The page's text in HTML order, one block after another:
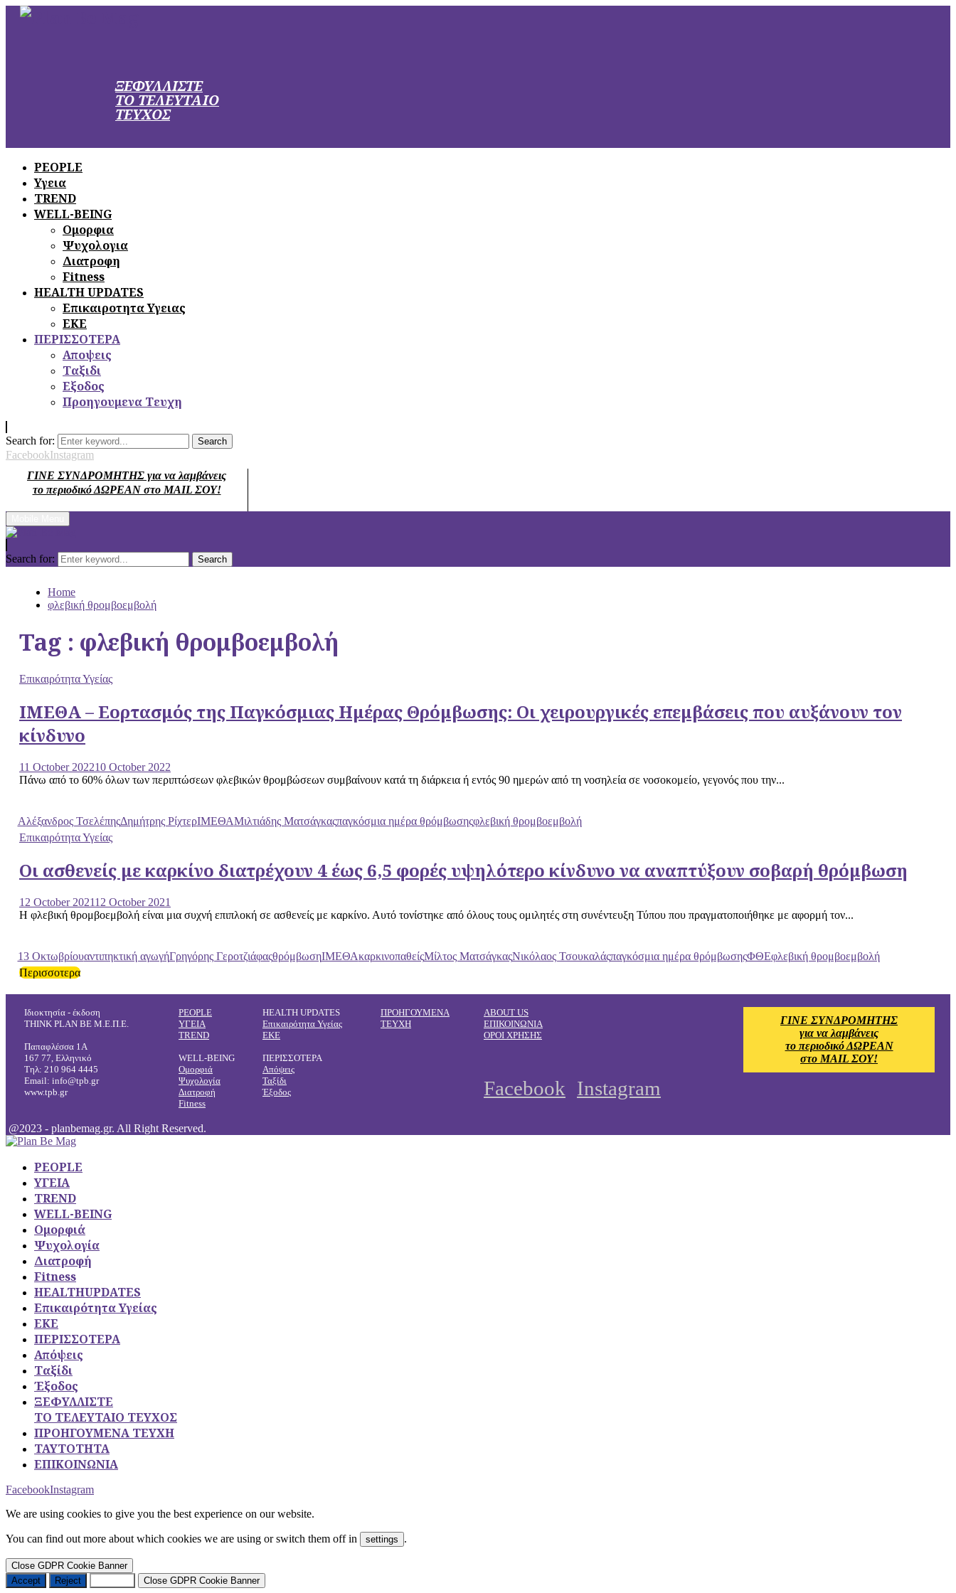
ΞΕΦΥΛΛΙΣΤΕ
ΤΟ ΤΕΛΕΥΤΑΙΟ
ΤΕΥΧΟΣ
PEOPLE
Υγεια
TREND
WELL-BEING
Ομορφια
Ψυχολογια
Διατροφη
Fitness
HEALTH UPDATES
Επικαιροτητα Υγειας
ΕΚΕ
ΠΕΡΙΣΣΟΤΕΡΑ
Αποψεις
Ταξιδι
Εξοδος
Προηγουμενα Τευχη
Search for: Search
FacebookInstagram
ΓΙΝΕ ΣΥΝΔΡΟΜΗΤΗΣ για να λαμβάνεις
το περιοδικό ΔΩΡΕΑΝ στο MAIL ΣΟΥ!
Search for: Search
Home
φλεβική θρομβοεμβολή
Tag : φλεβική θρομβοεμβολή
Επικαιρότητα Υγείας
ΙΜΕΘΑ – Εορτασμός της Παγκόσμιας Ημέρας Θρόμβωσης: Οι χειρουργικές επεμβάσεις που αυξάνουν τον
κίνδυνο
11 October 202210 October 2022
Πάνω από το 60% όλων των περιπτώσεων φλεβικών θρομβώσεων συμβαίνουν κατά τη διάρκεια ή εντός 90 ημερών από τη νοσηλεία σε νοσοκομείο, γεγονός που την...
Αλέξανδρος ΤσελέπηςΔημήτρης ΡίχτερΙΜΕΘΑΜιλτιάδης Ματσάγκαςπαγκόσμια ημέρα θρόμβωσηςφλεβική θρομβοεμβολή
Επικαιρότητα Υγείας
Οι ασθενείς με καρκίνο διατρέχουν 4 έως 6,5 φορές υψηλότερο κίνδυνο να αναπτύξουν σοβαρή θρόμβωση
12 October 202112 October 2021
Η φλεβική θρομβοεμβολή είναι μια συχνή επιπλοκή σε ασθενείς με καρκίνο. Αυτό τονίστηκε από όλους τους ομιλητές στη συνέντευξη Τύπου που πραγματοποιήθηκε με αφορμή τον...
13 Οκτωβρίουαντιπηκτική αγωγήΓρηγόρης ΓεροτζιάφαςθρόμβωσηΙΜΕΘΑκαρκινοπαθείςΜίλτος ΜατσάγκαςΝικόλαος Τσουκαλάςπαγκόσμια ημέρα θρόμβωσηςΦΘΕφλεβική θρομβοεμβολή
Περισσοτερα
Ιδιοκτησία - έκδοση
THINK PLAN BE Μ.Ε.Π.Ε.
Παπαφλέσσα 1Α
167 77, Ελληνικό
Τηλ: 210 964 4445
Email: info@tpb.gr
www.tpb.gr
PEOPLE
ΥΓΕΙΑ
TREND
WELL-BEING
Ομορφιά
Ψυχολογία
Διατροφή
Fitness
HEALTH UPDATES
Επικαιρότητα Υγείας
ΕΚΕ
ΠΕΡΙΣΣΟΤΕΡΑ
Απόψεις
Ταξίδι
Έξοδος
ΠΡΟΗΓΟΥΜΕΝΑ
ΤΕΥΧΗ
ABOUT US
ΕΠΙΚΟΙΝΩΝΙΑ
ΟΡΟΙ ΧΡΗΣΗΣ
Facebook Instagram
ΓΙΝΕ ΣΥΝΔΡΟΜΗΤΗΣ
για να λαμβάνεις
το περιοδικό ΔΩΡΕΑΝ
στο MAIL ΣΟΥ!
@2023 - planbemag.gr. All Right Reserved.
PEOPLE
ΥΓΕΙΑ
TREND
WELL-BEING
Ομορφιά
Ψυχολογία
Διατροφή
Fitness
HEALTHUPDATES
Επικαιρότητα Υγείας
ΕΚΕ
ΠΕΡΙΣΣΟΤΕΡΑ
Απόψεις
Ταξίδι
Έξοδος
ΞΕΦΥΛΛΙΣΤΕ
ΤΟ ΤΕΛΕΥΤΑΙΟ ΤΕΥΧΟΣ
ΠΡΟΗΓΟΥΜΕΝΑ ΤΕΥΧΗ
ΤΑΥΤΟΤΗΤΑ
ΕΠΙΚΟΙΝΩΝΙΑ
FacebookInstagram
We are using cookies to give you the best experience on our website.
You can find out more about which cookies we are using or switch them off in settings .
Close GDPR Cookie Banner
Accept
Reject Close GDPR Cookie Banner